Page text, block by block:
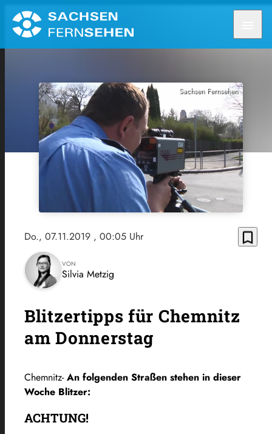
Sachsen Fernsehen
Do., 07.11.2019 , 00:05 Uhr bookmark_border
VON
Silvia Metzig
Blitzertipps für Chemnitz
am Donnerstag
Chemnitz-An folgenden Straßen stehen in dieser
Woche Blitzer:
ACHTUNG!